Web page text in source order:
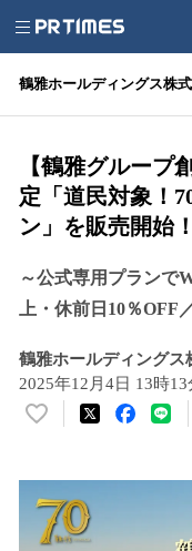
鶴雅ホールディングス株
【鶴雅グループ
定「道民対象！
ン」を販売開始！
～公式専用プランで
上・休前日10％OFF
鶴雅ホールディングス
2025年12月4日 13時13
い
！
数
を